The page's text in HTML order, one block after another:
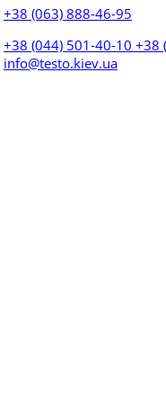
+38 (063) 888-46-95
+38 (044) 501-40-10 +38
info@testo.kiev.ua